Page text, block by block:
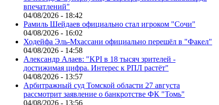
впечатлений"
04/08/2026 - 18:42
Рамиль Шейдаев официально стал игроком "Сочи"
04/08/2026 - 16:02
Ходейфа Эль-Мхассани официально перешёл в "Факел"
04/08/2026 - 14:58
Александр Алаев: "KPI в 18 тысяч зрителей -
достижимая цифра. Интерес к РПЛ растёт"
04/08/2026 - 13:57
Арбитражный суд Томской области 27 августа
рассмотрит заявление о банкротстве ФК "Томь"
04/08/2026 - 13:56